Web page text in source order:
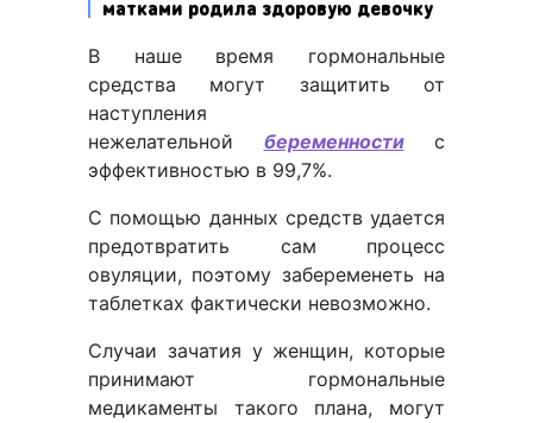
матками родила здоровую девочку
В наше время гормональные
средства могут защитить от
наступления
нежелательной беременностис
эффективностью в 99,7%.
С помощью данных средств удается
предотвратить сам процесс
овуляции, поэтому забеременеть на
таблетках фактически невозможно.
Случаи зачатия у женщин, которые
принимают гормональные
медикаменты такого плана, могут